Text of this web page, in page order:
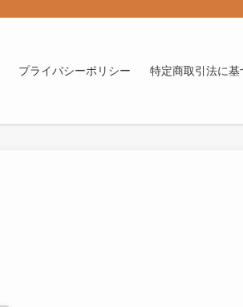
プライバシーポリシー 特定商取引法に基